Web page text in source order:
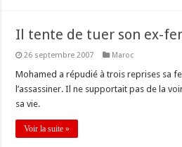
Il tente de tuer son ex-
26 septembre 2007 Maroc
Mohamed a répudié à trois reprises sa
l’assassiner. Il ne supportait pas de la
sa vie.
Voir la suite »